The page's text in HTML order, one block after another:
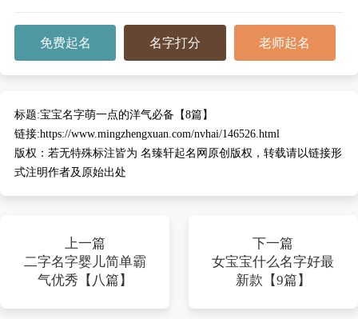
免费起名 名字打分 老师起名
标题:宝宝名字萌一点的洋气必备【8篇】
链接:https://www.mingzhengxuan.com/nvhai/146526.html
版权： 若无特殊标注皆为 名臻轩起名网原创版权，转载请以链接形
式注明作者及原始出处
上一篇
二字名字婴儿简单霸
气优秀【八篇】
下一篇
女宝宝什么名字好最
新款【9篇】